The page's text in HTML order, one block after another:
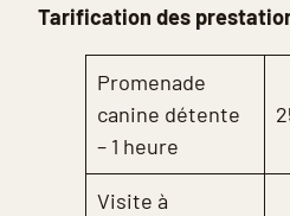
Tarification des
Promenade
canine détente
– 1 heure
Visite à